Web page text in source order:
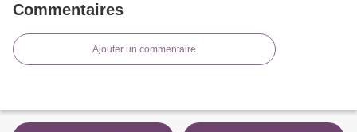
Commentaires
Ajouter un commentaire